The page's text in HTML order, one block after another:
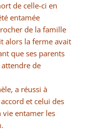
de celle-ci en
entamée
de la famille
alors la ferme avait
que ses parents
de
a réussi à
et celui des
entamer les